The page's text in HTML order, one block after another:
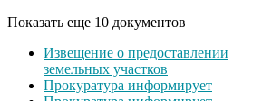
Показать еще 10 документов
Извещение о предоставлении
земельных участков
Прокуратура информирует